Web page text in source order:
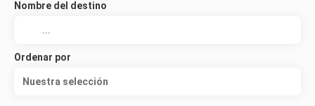
Nombre del destino
Ordenar por
Nuestra selección